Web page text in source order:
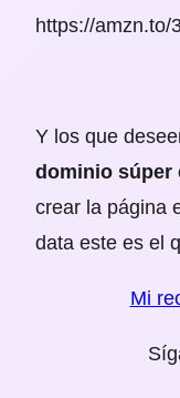
https://amzn.to/
Y los que
dominio súper
crear la página
data este es el
Mi